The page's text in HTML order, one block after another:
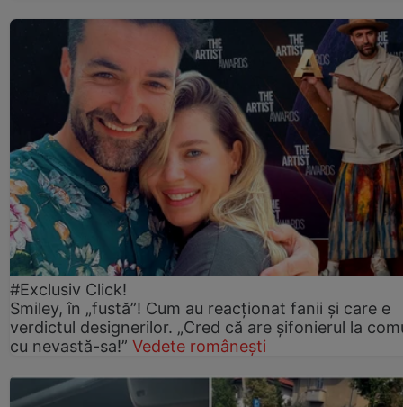
#Exclusiv Click!
Smiley, în „fustă”! Cum au reacționat fanii și care e
verdictul designerilor. „Cred că are șifonierul la
cu nevastă-sa!” Vedete românești